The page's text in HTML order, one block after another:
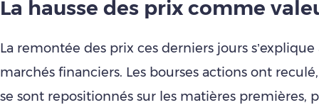
La hausse des prix comme
La remontée des prix ces derniers jours s’explique
marchés financiers. Les bourses actions ont
se sont repositionnés sur les matières premières,